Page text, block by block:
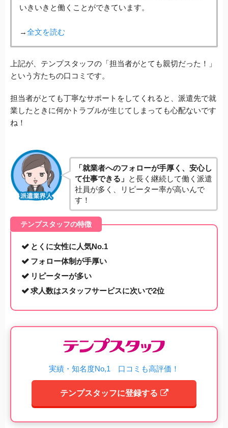
いきいきと働くことができています。
→全文を読む
上記が、テンプスタッフの「担当者がとても親切だった！」
という方たちの口コミです。
担当者がとても丁寧なサポートをしてくれると、派遣先で就
業したときに何かトラブルが生じてしまっても心配ないです
ね！
「就業者へのフォローが手厚く、安心し
て仕事できる」 と長く継続して働く派遣
社員が多く、リピーター率が高いんで
す！
テンプスタッフの特徴
とくに女性に人気No.1
フォロー体制が手厚い
リピーターが多い
求人数はスタッフサービスに次いで2位
実績・知名度No,1 口コミも高評価！
テンプスタッフに登録する